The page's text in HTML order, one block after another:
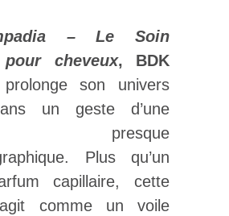
– Le Soin
pour cheveux, BDK
prolonge son univers
un geste d’une
presque
Plus qu’un
capillaire, cette
comme un voile